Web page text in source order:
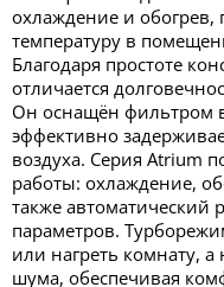
охлаждение и
температуру в
Благодаря простоте
отличается
Он оснащён фильтром
эффективно
воздуха. Серия Atrium
работы: охлаждение,
также
параметров.
или нагреть комнату,
шума, обеспечивая